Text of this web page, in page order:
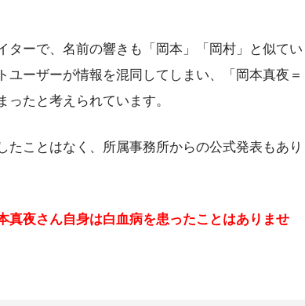
ターで、名前の響きも「岡本」「岡村」と似てい
ユーザーが情報を混同してしまい、「岡本真夜＝
たと考えられています。
たことはなく、所属事務所からの公式発表もあり
真夜さん自身は白血病を患ったことはありませ